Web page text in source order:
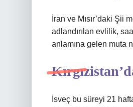
İran ve Mısır’daki Şii
adlandırılan evlilik,
anlamına gelen muta
İsveç bu süreyi 21